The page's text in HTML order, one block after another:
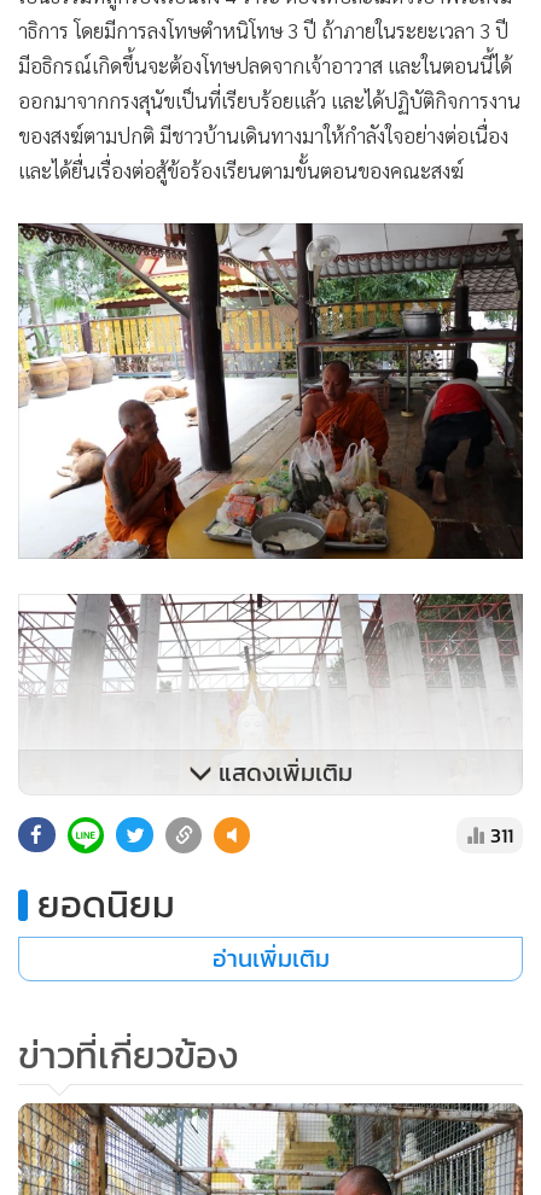
าธิการ โดยมีการลงโทษตำหนิโทษ 3 ปี ถ้าภายในระยะเวลา 3 ปี
มีอธิกรณ์เกิดขึ้นจะต้องโทษปลดจากเจ้าอาวาส และในตอนนี้ได้
ออกมาจากกรงสุนัขเป็นที่เรียบร้อยแล้ว และได้ปฏิบัติกิจการงาน
ของสงฆ์ตามปกติ มีชาวบ้านเดินทางมาให้กำลังใจอย่างต่อเนื่อง
และได้ยื่นเรื่องต่อสู้ข้อร้องเรียนตามขั้นตอนของคณะสงฆ์
แสดงเพิ่มเติม
311
ยอดนิยม
อ่านเพิ่มเติม
ข่าวที่เกี่ยวข้อง